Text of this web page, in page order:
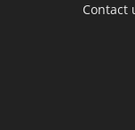
Contact